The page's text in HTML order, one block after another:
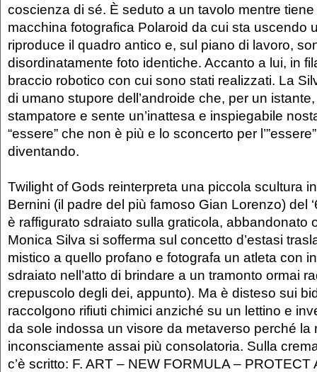
coscienza di sé. È seduto a un tavolo mentre
macchina fotografica Polaroid da cui sta uscendo
riproduce il quadro antico e, sul piano di lavoro,
disordinatamente foto identiche. Accanto a lui, in
braccio robotico con cui sono stati realizzati. La
di umano stupore dell’androide che, per un
stampatore e sente un’inattesa e inspiegabile
“essere” che non è più e lo sconcerto per
diventando.
Twilight of Gods reinterpreta una piccola scultura
Bernini (il padre del più famoso Gian Lorenzo) del
è raffigurato sdraiato sulla graticola, abbandonato
Monica Silva si sofferma sul concetto d’estasi
mistico a quello profano e fotografa un atleta con
sdraiato nell’atto di brindare a un tramonto ormai
crepuscolo degli dei, appunto). Ma è disteso sui
raccolgono rifiuti chimici anziché su un lettino e
da sole indossa un visore da metaverso perché la
inconsciamente assai più consolatoria. Sulla
c’è scritto: F. ART – NEW FORMULA – PROTECT